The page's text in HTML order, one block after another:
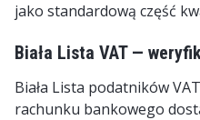
jako standardową część
Biała Lista VAT —
Biała Lista podatników
rachunku bankowego